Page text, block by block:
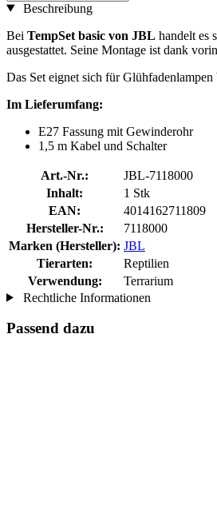
Beschreibung
Bei TempSet basic von JBL handelt es
ausgestattet. Seine Montage ist dank
Das Set eignet sich für
Im Lieferumfang:
E27 Fassung mit Gewinderohr
1,5 m Kabel und Schalter
Art.-Nr.:
JBL-7118000
Inhalt:
1 Stk
EAN:
4014162711809
Hersteller-Nr.:
7118000
Marken (Hersteller): JBL
Tierarten:
Reptilien
Verwendung:
Terrarium
Rechtliche Informationen
Passend dazu